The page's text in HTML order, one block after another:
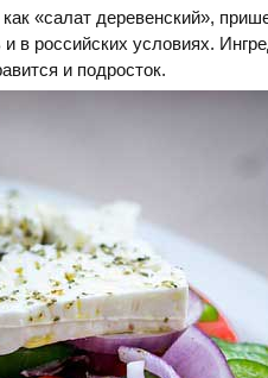
«салат деревенский»,
в российских условиях.
и подросток.